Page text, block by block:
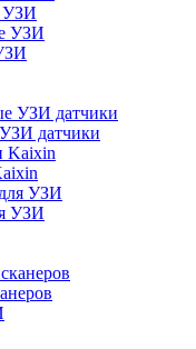
УЗИ
датчики
УЗИ